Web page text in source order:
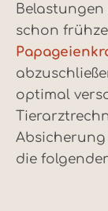
Belastungen
schon
optimal
Absicherung
die